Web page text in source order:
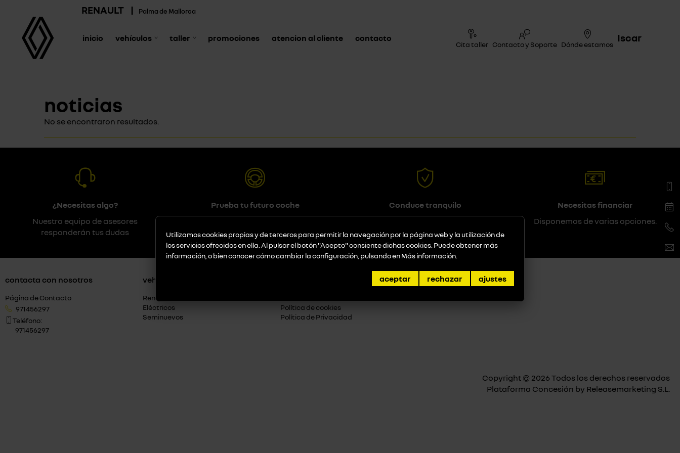
RENAULT | Palma de Mallorca
inicio vehículos taller promociones atencion al cliente contacto
Cita taller Contacto y Soporte Dónde estamos
Iscar
noticias
No se encontraron resultados.
Utilizamos cookies propias y de terceros para permitir la navegación por la página web y la utilización de
los servicios ofrecidos en ella. Al pulsar el botón "Acepto" consiente dichas cookies. Puede obtener más
información, o bien conocer cómo cambiar la configuración, pulsando enMás información
aceptar rechazar ajustes
¿Necesitas algo?
Nuestro equipo de asesores
responderán tus dudas
Prueba tu futuro coche
probar
Conduce tranquilo
Necesitas financiar
Disponemos de varias opciones.
contacta con nosotros
Página de Contacto
971456297
Teléfono:
971456297
vehículos
Renault
Eléctricos
Seminuevos
Política de cookies
Política de Privacidad
Copyright © 2026 Todos los derechos reservados
Plataforma Concesión by Releasemarketing S.L.